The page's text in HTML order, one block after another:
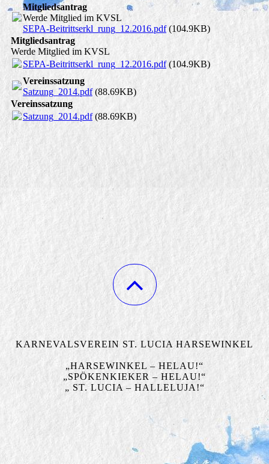
Mitgliedsantrag
Werde Mitglied im KVSL
SEPA-Beitrittserkl_rung_12.2016.pdf(104.9KB)
Mitgliedsantrag
Werde Mitglied im KVSL
SEPA-Beitrittserkl_rung_12.2016.pdf(104.9KB)
Vereinssatzung
Satzung_2014.pdf(88.69KB)
Vereinssatzung
Satzung_2014.pdf(88.69KB)
KARNEVALSVEREIN ST. LUCIA HARSEWINKEL
„HARSEWINKEL – HELAU!“
„SPÖKENKIEKER – HELAU!“
„ ST. LUCIA – HALLELUJA!“